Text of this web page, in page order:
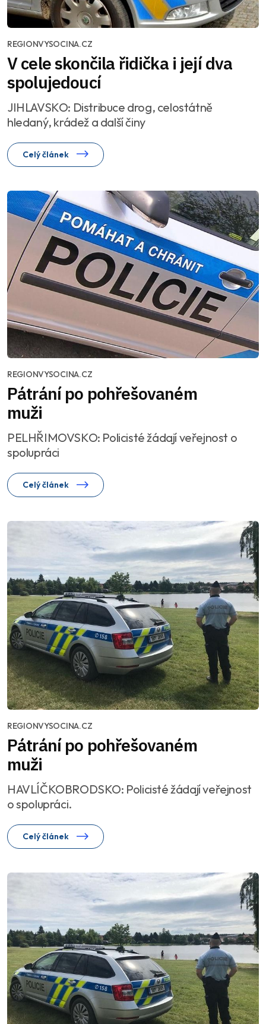
REGIONVYSOCINA.CZ
V cele skončila řidička i její dva
spolujedoucí
JIHLAVSKO: Distribuce drog, celostátně
hledaný, krádež a další činy
Celý článek
REGIONVYSOCINA.CZ
Pátrání po pohřešovaném
muži
PELHŘIMOVSKO: Policisté žádají veřejnost o
spolupráci
Celý článek
REGIONVYSOCINA.CZ
Pátrání po pohřešovaném
muži
HAVLÍČKOBRODSKO: Policisté žádají veřejnost
o spolupráci.
Celý článek